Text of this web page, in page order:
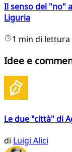
Il senso del "no"
Liguria
1 min di lettura
Idee e
Le due "città" di
di Luigi Alici